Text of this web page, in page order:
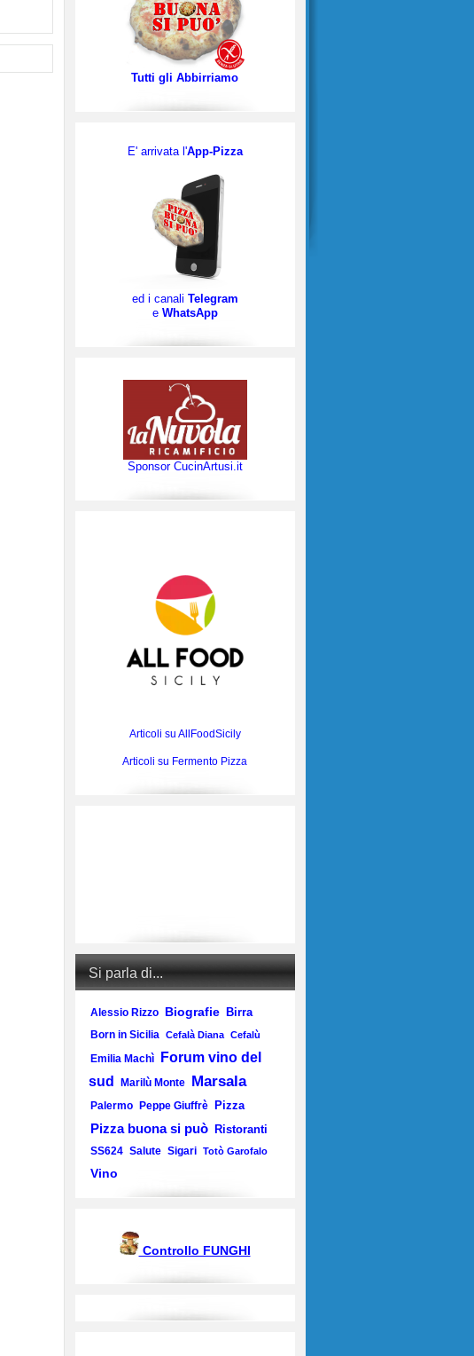
Tutti gli Abbirriamo
E' arrivata l'App-Pizza
ed i canali Telegram
e WhatsApp
Sponsor CucinArtusi.it
Articoli su AllFoodSicily
Articoli su Fermento Pizza
Si parla di...
Alessio Rizzo Biografie Birra
Born in Sicilia Cefalà Diana Cefalù
Emilia Machì
Forum vino del
sud
Marilù Monte Marsala
Palermo Peppe Giuffrè Pizza
Pizza buona si può Ristoranti
SS624 Salute Sigari Totò Garofalo
Vino
Controllo FUNGHI